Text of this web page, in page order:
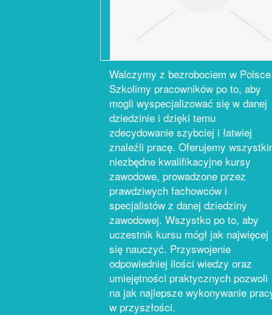
Walczymy z bezrobociem w
Szkolimy pracowników po to, aby
mogli wyspecjalizować się w danej
dziedzinie i dzięki temu
zdecydowanie szybciej i łatwiej
znaleźli pracę. Oferujemy
niezbędne kwalifikacyjne kursy
zawodowe, prowadzone przez
prawdziwych fachowców i
specjalistów z danej dziedziny
zawodowej. Wszystko po to, aby
uczestnik kursu mógł jak najwięcej
się nauczyć. Przyswojenie
odpowiedniej ilości wiedzy oraz
umiejętności praktycznych pozwoli
na jak najlepsze wykonywanie
w przyszłości.